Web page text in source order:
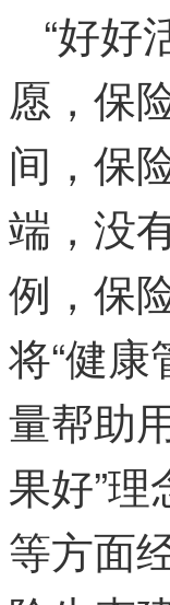
“好好
愿，保
间，保
端，没
例，保
将“健康
量帮助
果好”
等方面